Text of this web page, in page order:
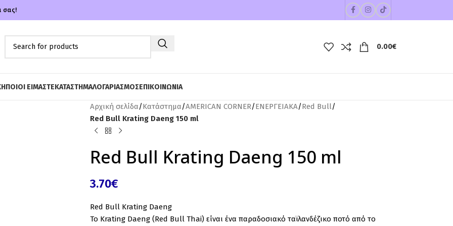
σας!
0.00€
ΠΟΙΟΙ ΕΙΜΑΣΤΕΚΑΤΑΣΤΗΜΑΛΟΓΑΡΙΑΣΜΟΣΕΠΙΚΟΙΝΩΝΙΑ
Αρχική σελίδα/Κατάστημα/AMERICAN CORNER/ΕΝΕΡΓΕΙΑΚΑ/Red Bull/
Red Bull Krating Daeng 150 ml
Red Bull Krating Daeng 150 ml
3.70€
Red Bull Krating Daeng
Το Krating Daeng (Red Bull Thai) είναι ένα παραδοσιακό ταϊλανδέζικο ποτό από το